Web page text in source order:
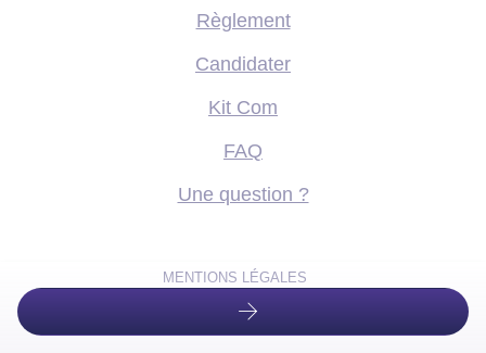
Règlement
Candidater
Kit Com
FAQ
Une question ?
MENTIONS LÉGALES
DONNÉES PERSONNELLES